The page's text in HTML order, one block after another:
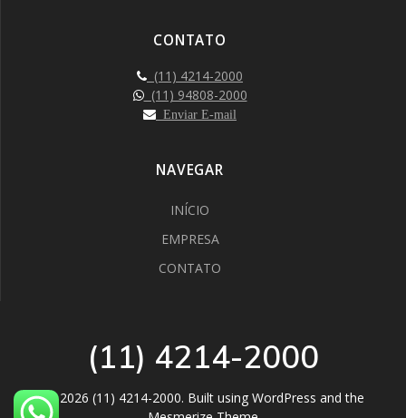
CONTATO
(11) 4214-2000
(11) 94808-2000
Enviar E-mail
NAVEGAR
INÍCIO
EMPRESA
CONTATO
(11) 4214-2000
© 2026 (11) 4214-2000. Built using WordPress and the